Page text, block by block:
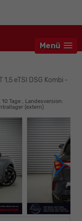
Menü
1,5 eTSI DSG Kombi -
10 Tage , Landesversion:
(extern)